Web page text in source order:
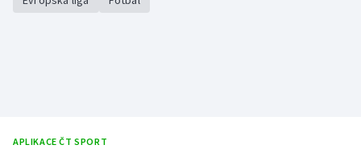
APLIKACE ČT SPORT